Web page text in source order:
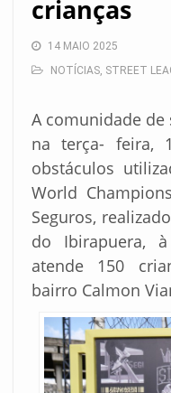
crianças
14 MAIO 2025
NOTÍCIAS, STREET
A comunidade de
na terça- feira,
obstáculos
World
Seguros,
do Ibirapuera,
atende 150
bairro Calmon